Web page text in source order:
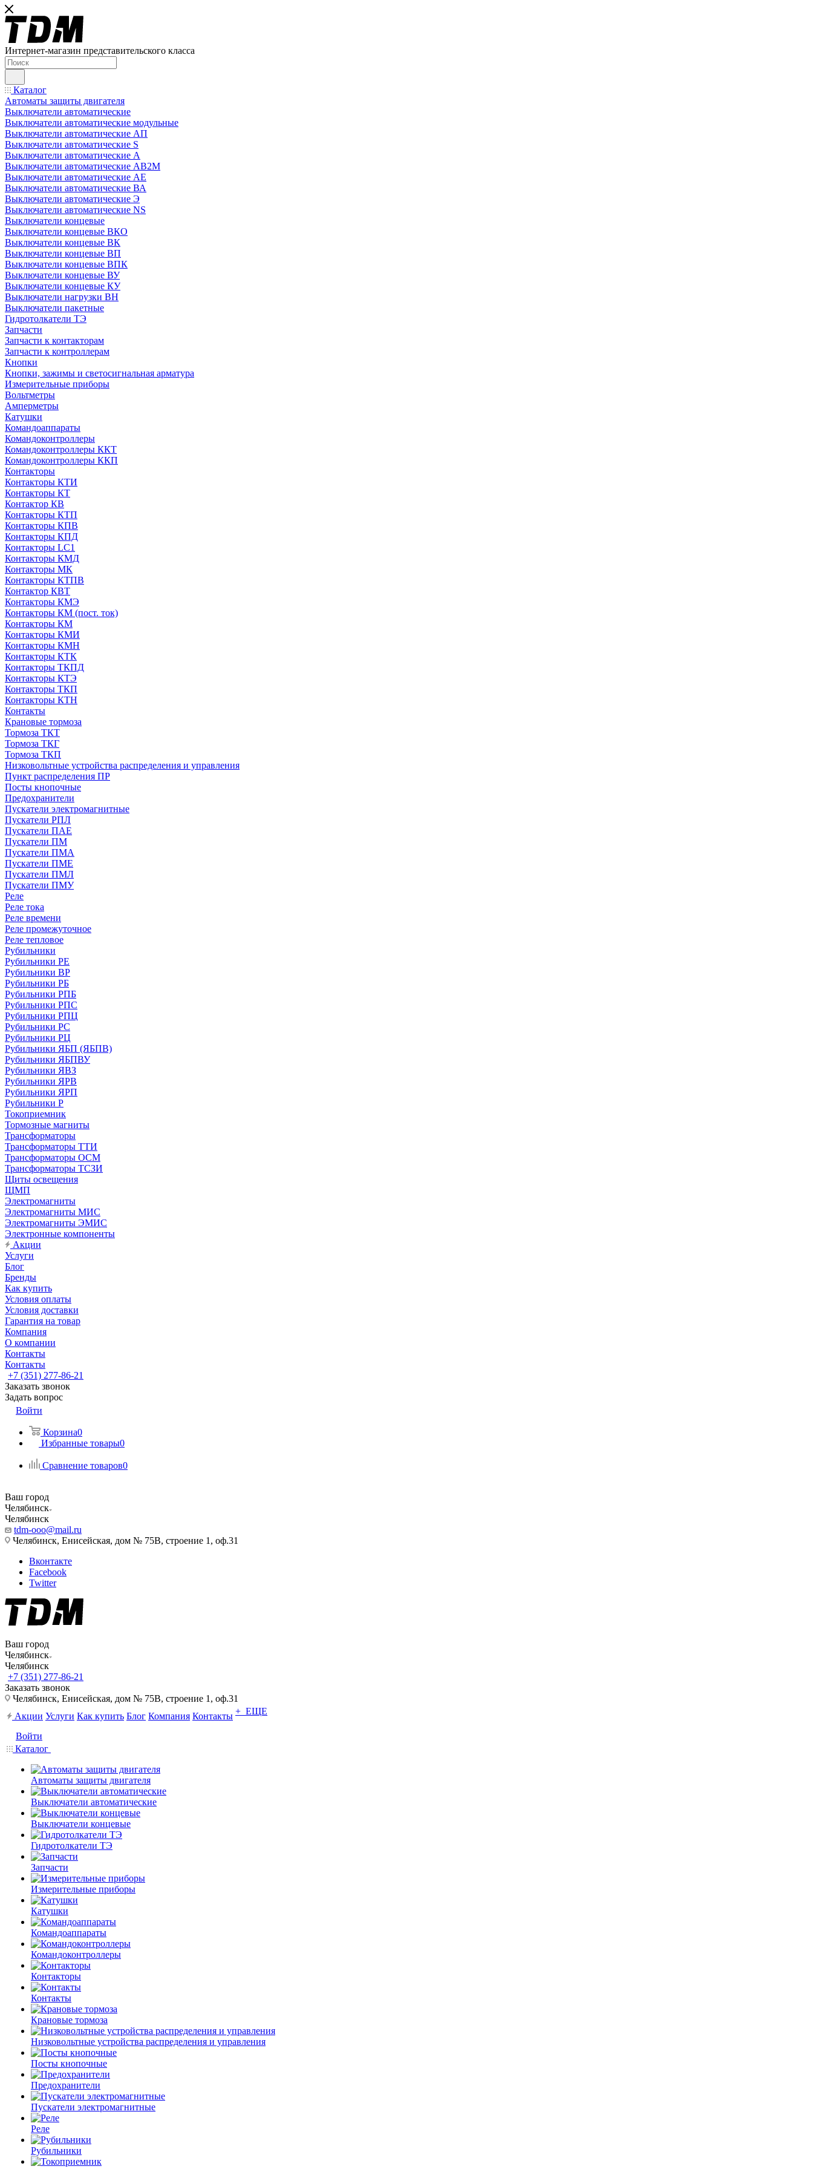
Интернет-магазин представительского класса
Каталог
Автоматы защиты двигателя
Выключатели автоматические
Выключатели автоматические модульные
Выключатели автоматические АП
Выключатели автоматические S
Выключатели автоматические А
Выключатели автоматические АВ2М
Выключатели автоматические АЕ
Выключатели автоматические ВА
Выключатели автоматические Э
Выключатели автоматические NS
Выключатели концевые
Выключатели концевые ВКО
Выключатели концевые ВК
Выключатели концевые ВП
Выключатели концевые ВПК
Выключатели концевые ВУ
Выключатели концевые КУ
Выключатели нагрузки ВН
Выключатели пакетные
Гидротолкатели ТЭ
Запчасти
Запчасти к контакторам
Запчасти к контроллерам
Кнопки
Кнопки, зажимы и светосигнальная арматура
Измерительные приборы
Вольтметры
Амперметры
Катушки
Командоаппараты
Командоконтроллеры
Командоконтроллеры ККТ
Командоконтроллеры ККП
Контакторы
Контакторы КТИ
Контакторы КТ
Контактор КВ
Контакторы КТП
Контакторы КПВ
Контакторы КПД
Контакторы LC1
Контакторы КМД
Контакторы МК
Контакторы КТПВ
Контактор КВТ
Контакторы КМЭ
Контакторы КМ (пост. ток)
Контакторы КМ
Контакторы КМИ
Контакторы КМН
Контакторы КТК
Контакторы ТКПД
Контакторы КТЭ
Контакторы ТКП
Контакторы КТН
Контакты
Крановые тормоза
Тормоза ТКТ
Тормоза ТКГ
Тормоза ТКП
Низковольтные устройства распределения и управления
Пункт распределения ПР
Посты кнопочные
Предохранители
Пускатели электромагнитные
Пускатели РПЛ
Пускатели ПАЕ
Пускатели ПМ
Пускатели ПМА
Пускатели ПМЕ
Пускатели ПМЛ
Пускатели ПМУ
Реле
Реле тока
Реле времени
Реле промежуточное
Реле тепловое
Рубильники
Рубильники РЕ
Рубильники ВР
Рубильники РБ
Рубильники РПБ
Рубильники РПС
Рубильники РПЦ
Рубильники РС
Рубильники РЦ
Рубильники ЯБП (ЯБПВ)
Рубильники ЯБПВУ
Рубильники ЯВЗ
Рубильники ЯРВ
Рубильники ЯРП
Рубильники Р
Токоприемник
Тормозные магниты
Трансформаторы
Трансформаторы ТТИ
Трансформаторы ОСМ
Трансформаторы ТСЗИ
Щиты освещения
ЩМП
Электромагниты
Электромагниты МИС
Электромагниты ЭМИС
Электронные компоненты
Акции
Услуги
Блог
Бренды
Как купить
Условия оплаты
Условия доставки
Гарантия на товар
Компания
О компании
Контакты
Контакты
+7 (351) 277-86-21
Заказать звонок
Задать вопрос
Войти
Корзина0
Избранные товары0
Сравнение товаров0
Ваш город
Челябинск
Челябинск
tdm-ooo@mail.ru
Челябинск, Енисейская, дом № 75В, строение 1, оф.31
Вконтакте
Facebook
Twitter
Ваш город
Челябинск
Челябинск
+7 (351) 277-86-21
Заказать звонок
Челябинск, Енисейская, дом № 75В, строение 1, оф.31
Акции Услуги Как купить Блог Компания Контакты + ЕЩЕ
Войти
Каталог
Автоматы защиты двигателя
Выключатели автоматические
Выключатели концевые
Гидротолкатели ТЭ
Запчасти
Измерительные приборы
Катушки
Командоаппараты
Командоконтроллеры
Контакторы
Контакты
Крановые тормоза
Низковольтные устройства распределения и управления
Посты кнопочные
Предохранители
Пускатели электромагнитные
Реле
Рубильники